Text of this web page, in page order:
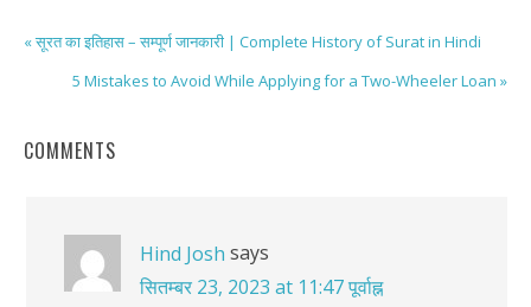
« सूरत का इतिहास – सम्पूर्ण जानकारी | Complete History of Surat in Hindi
5 Mistakes to Avoid While Applying for a Two-Wheeler Loan »
COMMENTS
Hind Josh says
सितम्बर 23, 2023 at 11:47 पूर्वाह्न